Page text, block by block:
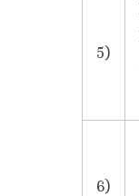
5)
6)